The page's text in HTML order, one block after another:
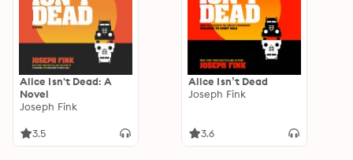
Alice Isn't Dead: A
Novel
Joseph Fink
3.5
Alice Isn’t Dead
Joseph Fink
3.6